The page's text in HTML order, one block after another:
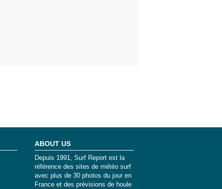
ABOUT US
Depuis 1991, Surf Report est la
référence des sites de météo surf
avec plus de 30 photos du jour en
France et des prévisions de houle